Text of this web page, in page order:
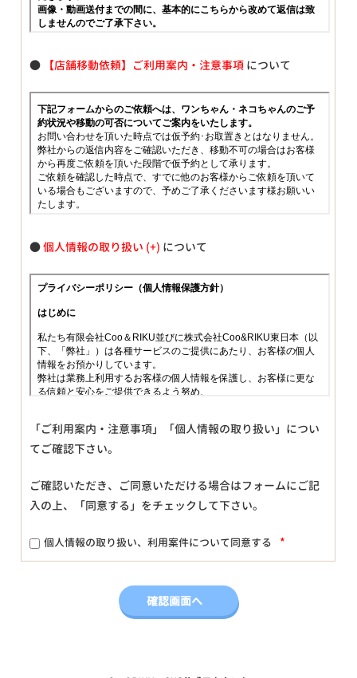
● 【店舗移動依頼】ご利用案内・注意事項 について
●個人情報の取り扱い について
「ご利用案内・注意事項」「個人情報の取り扱い」につい
てご確認下さい。
ご確認いただき、ご同意いただける場合はフォームにご記
入の上、「同意する」をチェックして下さい。
個人情報の取り扱い、利用案件について同意する *